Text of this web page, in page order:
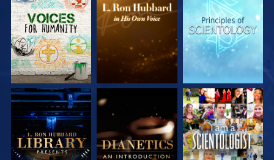
DÉCOUVRIR LES
SÉRIES
DÉCOUVRIR LES
SÉRIES
DÉCOUVRIR LES
SÉRIES
DÉCOUVRIR LES
SÉRIES
DÉCOUVRIR LES
SÉRIES
REGARDER